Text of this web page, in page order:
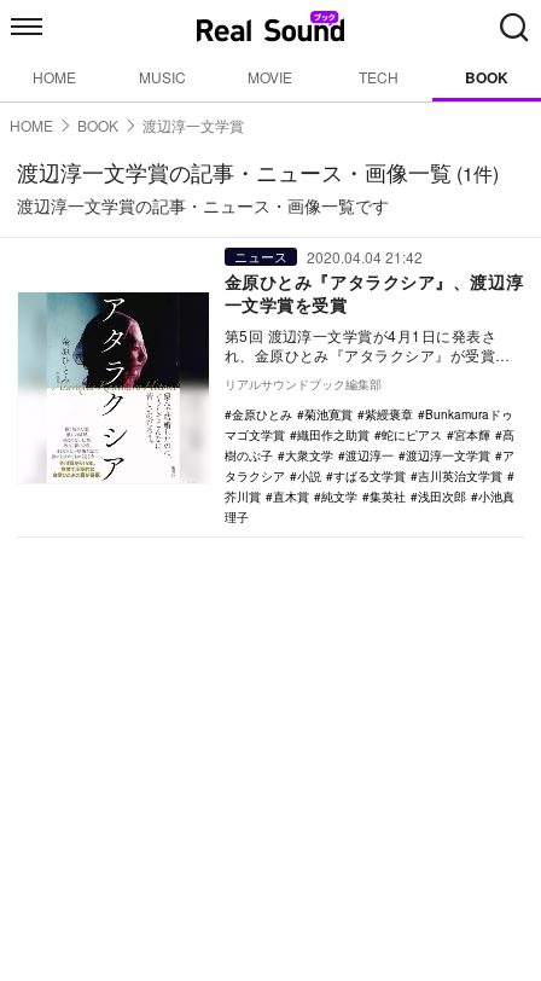
HOME MUSIC MOVIE TECH BOOK
HOME BOOK 渡辺淳一文学賞
渡辺淳一文学賞の記事・ニュース・画像一覧 (1件)
渡辺淳一文学賞の記事・ニュース・画像一覧です
ニュース 2020.04.04 21:42
金原ひとみ『アタラクシア』、渡辺淳
一文学賞を受賞
第5回 渡辺淳一文学賞が4月1日に発表さ
れ、金原ひとみ『アタラクシア』が受賞し
た。同作は、夫婦のわかりあえなさや不倫
をテーマとし…
リアルサウンドブック編集部
金原ひとみ
菊池寛賞 紫綬褒章
Bunkamuraドゥ
マゴ文学賞
織田作之助賞 蛇にピアス 宮本輝
髙
樹のぶ子
大衆文学 渡辺淳一 渡辺淳一文学賞
ア
タラクシア
小説 すばる文学賞
吉川英治文学賞
芥川賞
直木賞 純文学 集英社 浅田次郎
小池真
理子